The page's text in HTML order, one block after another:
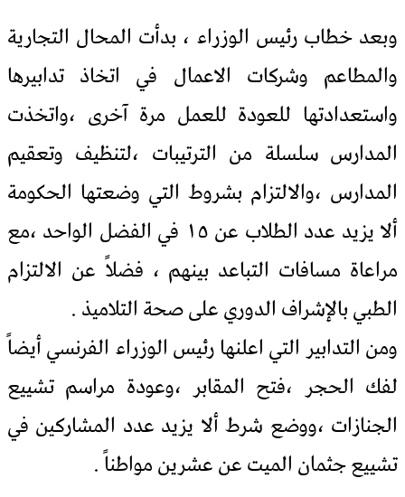
وبعد خطاب رئيس الوزراء ، بدأت المحال التجارية
والمطاعم وشركات الاعمال في اتخاذ تدابيرها
واستعدادتها للعودة للعمل مرة آخرى ،واتخذت
المدارس سلسلة من الترتيبات ،لتنظيف وتعقيم
المدارس ،والالتزام بشروط التي وضعتها الحكومة
ألا يزيد عدد الطلاب عن ١٥ في الفضل الواحد ،مع
مراعاة مسافات التباعد بينهم ، فضلاً عن الالتزام
الطبي بالإشراف الدوري على صحة التلاميذ .
ومن التدابير التي اعلنها رئيس الوزراء الفرنسي أيضاً
لفك الحجر ،فتح المقابر ،وعودة مراسم تشييع
الجنازات ،ووضع شرط ألا يزيد عدد المشاركين في
تشييع جثمان الميت عن عشرين مواطناً .